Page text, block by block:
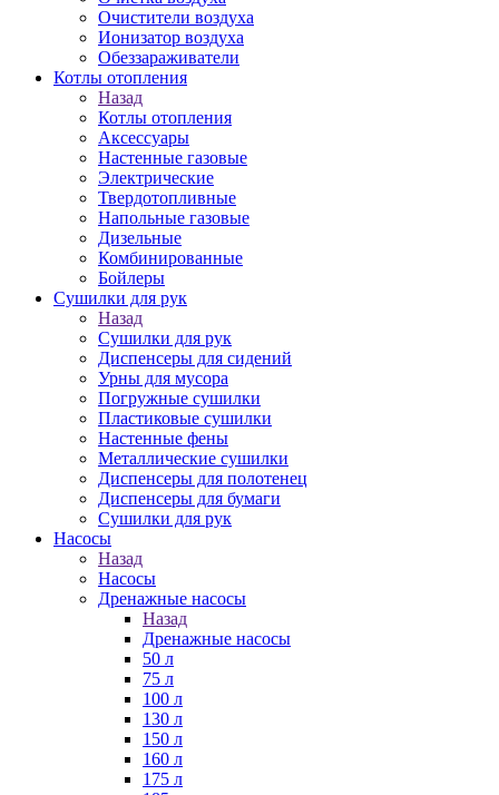
Очистители воздуха
Ионизатор воздуха
Обеззараживатели
Котлы отопления
Назад
Котлы отопления
Аксессуары
Настенные газовые
Электрические
Твердотопливные
Напольные газовые
Дизельные
Комбинированные
Бойлеры
Сушилки для рук
Назад
Сушилки для рук
Диспенсеры для сидений
Урны для мусора
Погружные сушилки
Пластиковые сушилки
Настенные фены
Металлические сушилки
Диспенсеры для полотенец
Диспенсеры для бумаги
Сушилки для рук
Насосы
Назад
Насосы
Дренажные насосы
Назад
Дренажные насосы
50 л
75 л
100 л
130 л
150 л
160 л
175 л